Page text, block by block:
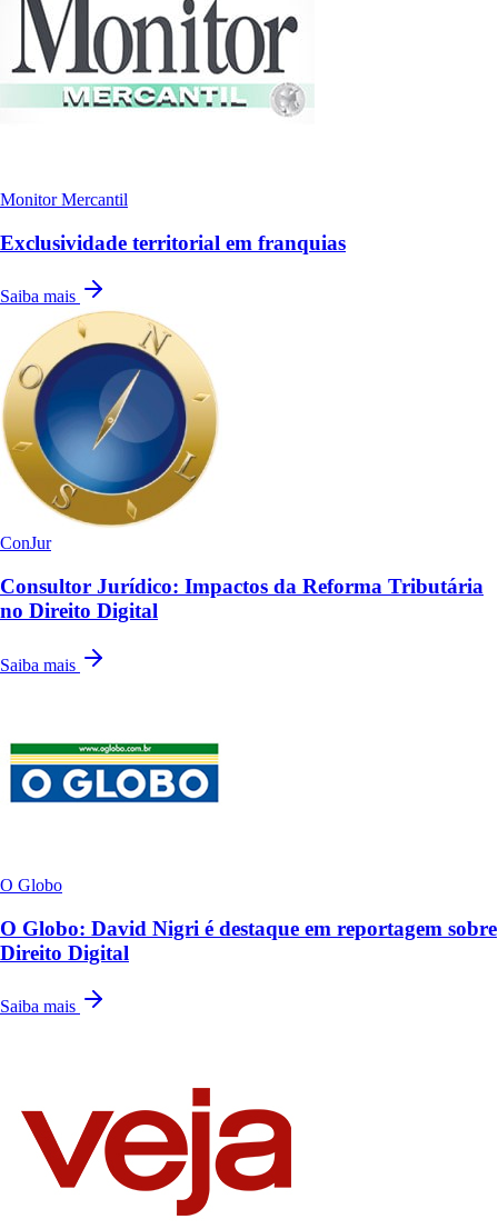
Monitor Mercantil
Exclusividade territorial em franquias
Saiba mais
ConJur
Consultor Jurídico: Impactos da Reforma Tributária
no Direito Digital
Saiba mais
O Globo
O Globo: David Nigri é destaque em reportagem sobre
Direito Digital
Saiba mais